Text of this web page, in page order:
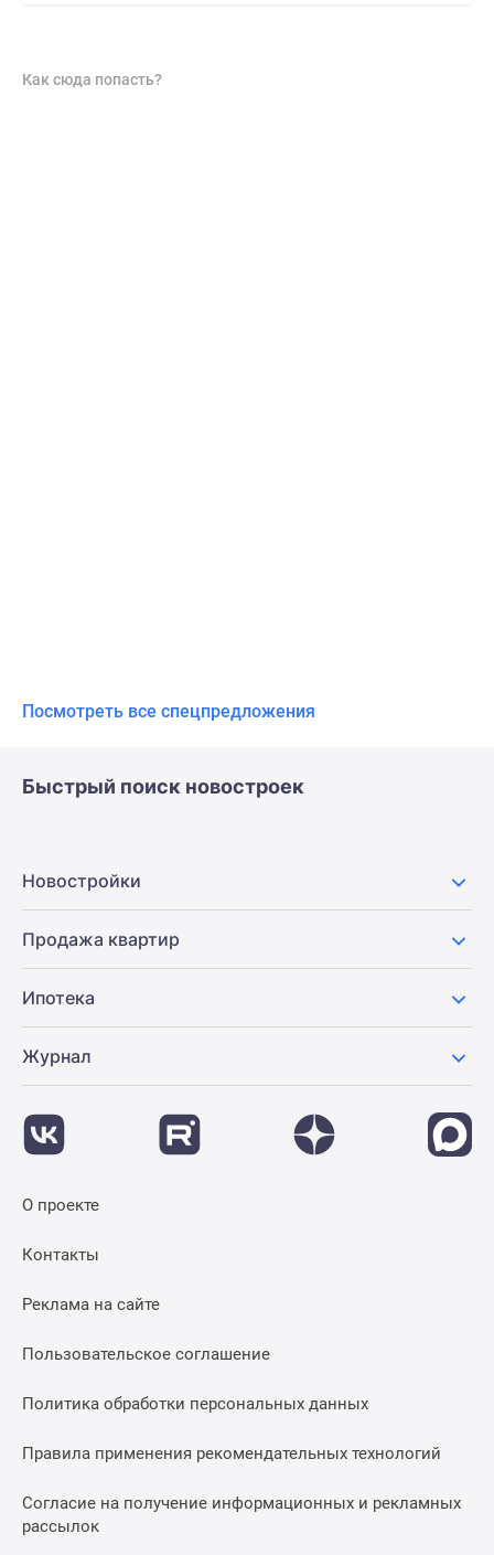
Как сюда попасть?
Посмотреть все спецпредложения
Быстрый поиск новостроек
Новостройки
Продажа квартир
Ипотека
Журнал
О проекте
Контакты
Реклама на сайте
Пользовательское соглашение
Политика обработки персональных данных
Правила применения рекомендательных технологий
Согласие на получение информационных и рекламных
рассылок